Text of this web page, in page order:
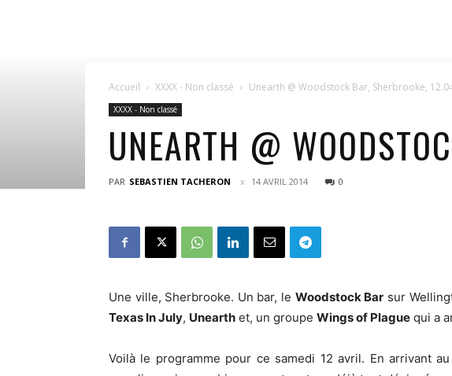
Accueil XXXX - Non classé Unearth @ Woodstock Bar, Sherbrooke,
XXXX - Non classé
UNEARTH @
PAR SEBASTIEN TACHERON 14 AVRIL 2014 0
Une ville, Sherbrooke. Un bar, le Woodstock Bar sur
Texas In July, Unearth et, un groupe Wings of Plague qui a
Voilà le programme pour ce samedi 12 avril. En arrivant